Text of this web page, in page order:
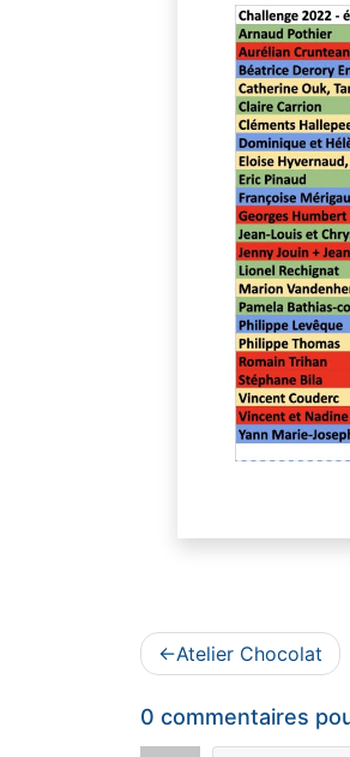
Navigation
l’article
Atelier Chocolat
0 commentaires